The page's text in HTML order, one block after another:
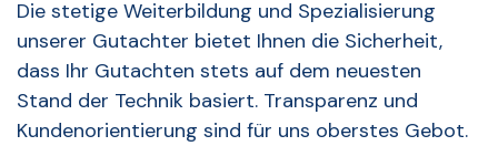
Die stetige Weiterbildung und Spezialisierung
unserer Gutachter bietet Ihnen die Sicherheit,
dass Ihr Gutachten stets auf dem neuesten
Stand der Technik basiert. Transparenz und
Kundenorientierung sind für uns oberstes Gebot.